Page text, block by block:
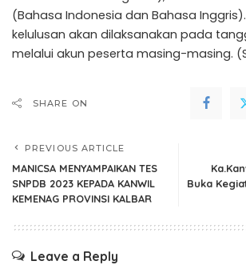
(Bahasa Indonesia dan Bahasa
kelulusan akan dilaksanakan pada
melalui akun peserta masing-masing.
SHARE ON
PREVIOUS ARTICLE
MANICSA MENYAMPAIKAN TES
SNPDB 2023 KEPADA KANWIL
KEMENAG PROVINSI KALBAR
Buka
Leave a Reply